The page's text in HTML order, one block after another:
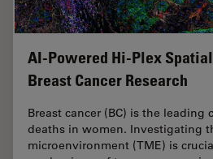
AI-Powered Hi-Plex
Breast Cancer Research
Breast cancer (BC) is the leading
deaths in women. Investigating
microenvironment (TME) is